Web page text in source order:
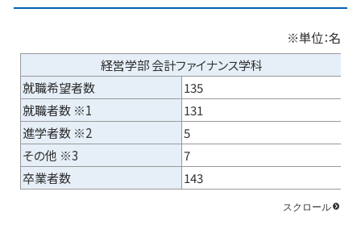
※単位：名
経営学部 会計ファイナンス学科
就職希望者数
135
就職者数 ※1
131
進学者数 ※2
5
その他 ※3
7
卒業者数
143